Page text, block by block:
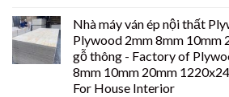
Nhà máy ván ép nội thất
Plywood 2mm 8mm 10mm
gỗ thông - Factory of
8mm 10mm 20mm
For House Interior